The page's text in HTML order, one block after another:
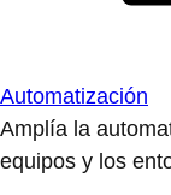
Automatización
Amplía la
equipos y los